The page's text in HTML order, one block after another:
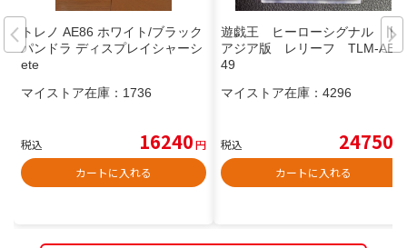
トレノ AE86 ホワイト/ブラック
パンドラ ディスプレイシャーシ
ete
マイストア在庫： 1736
税込 16240円
カートに入れる
遊戯王 ヒーローシグナル 旧
アジア版 レリーフ TLM-AE0
49
マイストア在庫： 4296
税込 24750
カートに入れる